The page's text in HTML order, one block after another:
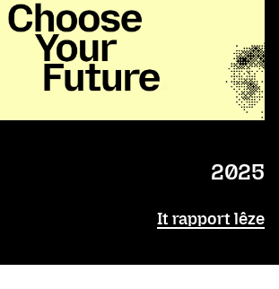
2025
It rapport lêze